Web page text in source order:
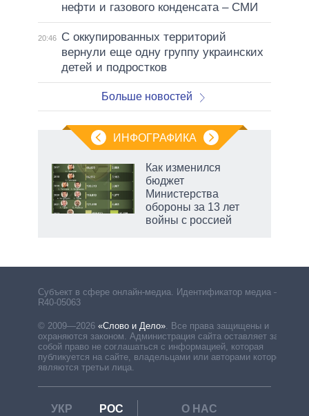
нефти и газового конденсата – СМИ
20:46
С оккупированных территорий
вернули еще одну группу украинских
детей и подростков
Больше новостей
ИНФОГРАФИКА
Как изменился
бюджет
Министерства
обороны за 13 лет
войны с россией
Субъект в сфере онлайн-медиа. Идентификатор медиа –
R40-05063
© 2009—2026 «Слово и Дело». Все права защищены и
охраняются законом. Администрация сайта оставляет за
собой право не соглашаться с информацией, которая
публикуется на сайте, владельцами или авторами которой
являются третьи лица.
УКР РОС
О НАС